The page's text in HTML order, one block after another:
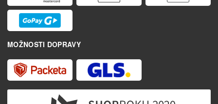
MOŽNOSTI DOPRAVY